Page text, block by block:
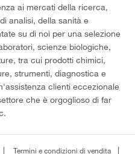
ai mercati della ricerca,
analisi, della sanità e
su di noi per una selezione
scienze biologiche,
tra cui prodotti chimici,
strumenti, diagnostica e
clienti eccezionale
che è orgoglioso di far
Termini e condizioni di vendita